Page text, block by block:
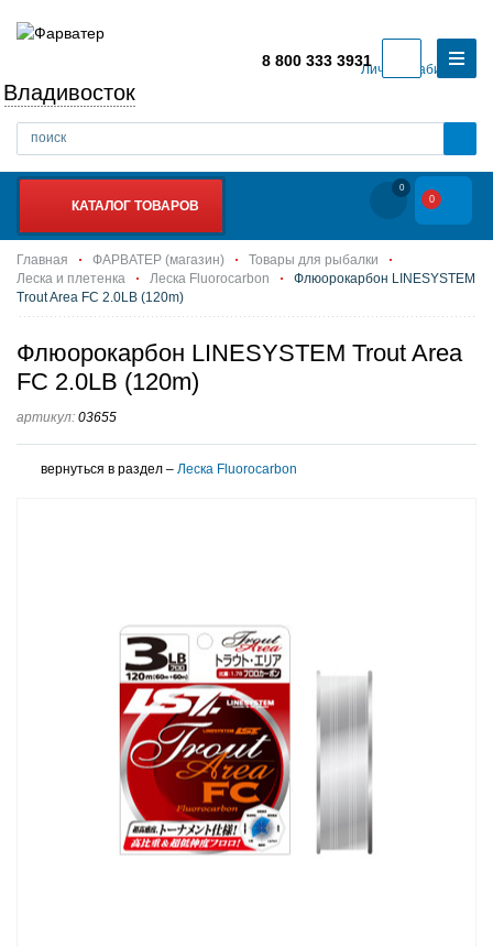
Личный кабинет
Владивосток
8 800 333 3931
КАТАЛОГ ТОВАРОВ
0
0
Главная ФАРВАТЕР (магазин)
Товары для рыбалки
Леска и плетенка
Леска Fluorocarbon
Флюорокарбон LINESYSTEM
Trout Area FC 2.0LB (120m)
Флюорокарбон LINESYSTEM Trout Area
FC 2.0LB (120m)
артикул: 03655
вернуться в раздел – Леска Fluorocarbon